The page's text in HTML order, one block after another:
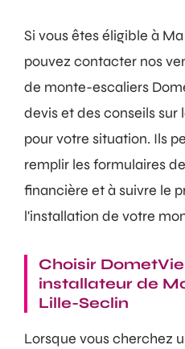
Si vous êtes éligible à
pouvez contacter nos
de monte-escaliers
devis et des conseils sur
pour votre situation. Ils
remplir les formulaires
financière et à suivre le
l'installation de votre
Choisir
installateur de
Lille-Seclin
Lorsque vous cherchez